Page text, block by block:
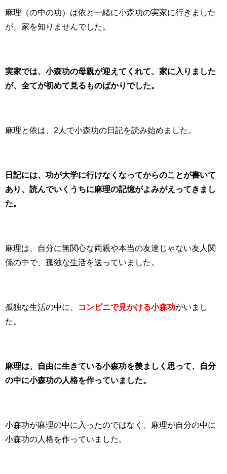
麻理（の中の功）は依と一緒に小森功の実家に行きました
が、家を知りませんでした。
実家では、小森功の母親が迎えてくれて、家に入りました
が、全てが初めて見るものばかりでした。
麻理と依は、2人で小森功の日記を読み始めました。
日記には、功が大学に行けなくなってからのことが書いて
あり、読んでいくうちに麻理の記憶がよみがえってきまし
た。
麻理は、自分に無関心な両親や本当の友達じゃない友人関
係の中で、孤独な生活を送っていました。
孤独な生活の中に、 コンビニで見かける小森功がいまし
た。
麻理は、自由に生きている小森功を羨ましく思って、自分
の中に小森功の人格を作っていました。
小森功が麻理の中に入ったのではなく、麻理が自分の中に
小森功の人格を作っていました。